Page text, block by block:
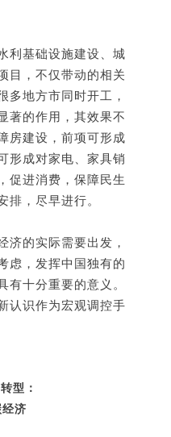
利基础设施建设、城
目，不仅带动的相关
多地方市同时开工，
著的作用，其效果不
房建设，前项可形成
形成对家电、家具销
促进消费，保障民生
，尽早进行。
济的实际需要出发，
虑，发挥中国独有的
十分重要的意义。
认识作为宏观调控手
型：
济